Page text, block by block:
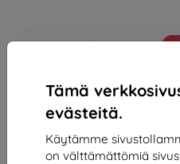
Tämä
evästeitä.
Käytämme
on välttämättömiä
Osta tämä laite ja saat
151,90 €
136,71 €